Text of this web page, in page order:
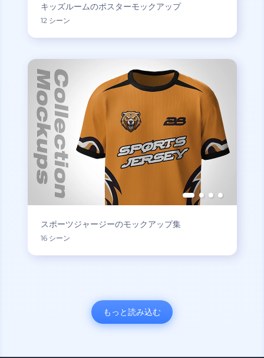
キッズルームのポスターモックアップ
12 シーン
スポーツジャージーのモックアップ集
16 シーン
もっと読み込む